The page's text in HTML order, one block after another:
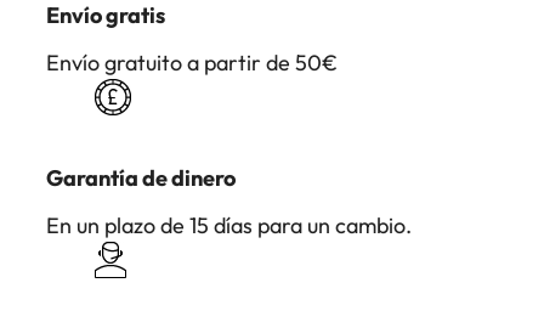
Envío gratis
Envío gratuito a partir de 50€
Garantía de dinero
En un plazo de 15 días para un cambio.